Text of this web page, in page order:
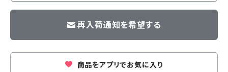
再入荷通知を希望する
商品をアプリでお気に入り